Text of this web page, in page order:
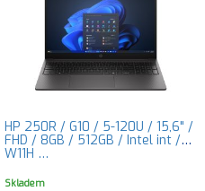
HP 250R / G10 / 5-120U / 15,6" /
FHD / 8GB / 512GB / Intel int /
W11H …
Skladem